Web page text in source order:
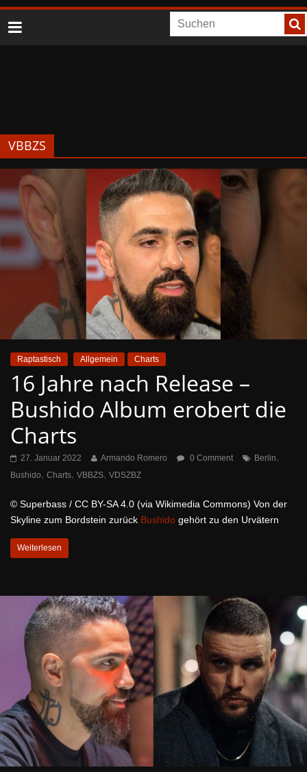
VBBZS
Raptastisch Allgemein Charts
16 Jahre nach Release –
Bushido Album erobert die
Charts
27. Januar 2022 Armando Romero 0 Comment Berlin,
Bushido, Charts, VBBZS, VDSZBZ
© Superbass / CC BY-SA 4.0 (via Wikimedia Commons) Von der
Skyline zum Bordstein zurück Bushido gehört zu den Urvätern
Weiterlesen